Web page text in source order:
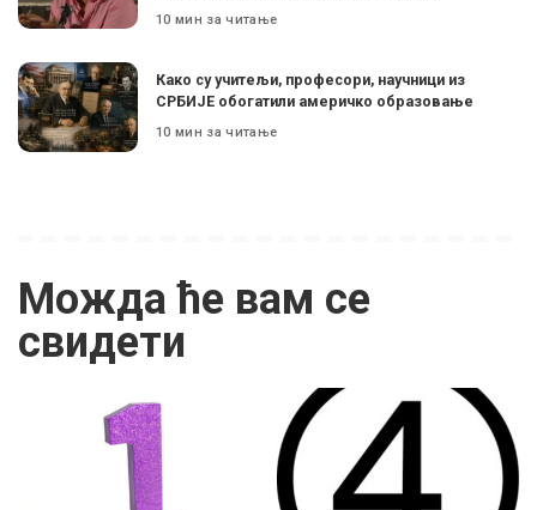
10 мин за читање
Како су учитељи, професори, научници из
СРБИЈЕ обогатили америчко образовање
10 мин за читање
Можда ће вам се
свидети